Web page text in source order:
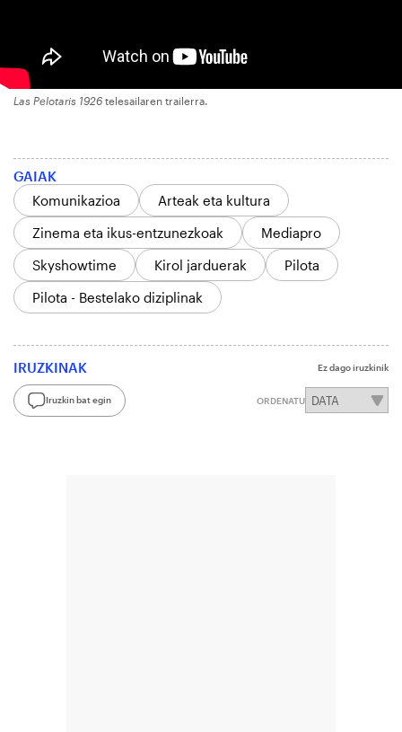
Las Pelotaris 1926 telesailaren trailerra.
GAIAK
Komunikazioa
Arteak eta kultura
Zinema eta ikus-entzunezkoak
Mediapro
Skyshowtime
Kirol jarduerak
Pilota
Pilota - Bestelako diziplinak
IRUZKINAK Ez dago iruzkinik
Iruzkin bat egin ORDENATU